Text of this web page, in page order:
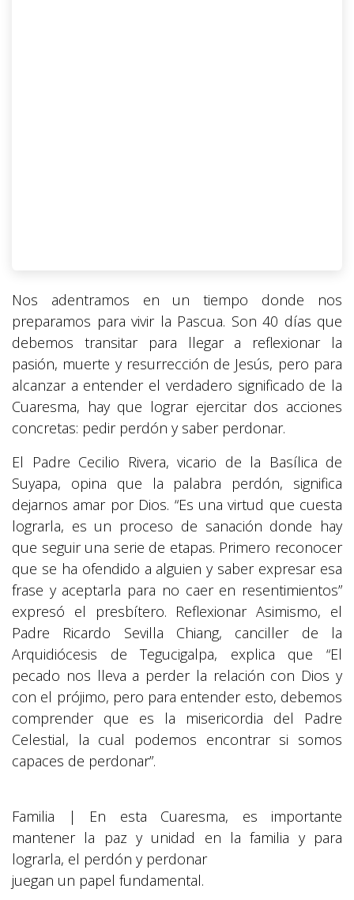
Nos adentramos en un tiempo donde nos
preparamos para vivir la Pascua. Son 40 días que
debemos transitar para llegar a reflexionar la
pasión, muerte y resurrección de Jesús, pero para
alcanzar a entender el verdadero significado de la
Cuaresma, hay que lograr ejercitar dos acciones
concretas: pedir perdón y saber perdonar.
El Padre Cecilio Rivera, vicario de la Basílica de
Suyapa, opina que la palabra perdón, significa
dejarnos amar por Dios. “Es una virtud que cuesta
lograrla, es un proceso de sanación donde hay
que seguir una serie de etapas. Primero reconocer
que se ha ofendido a alguien y saber expresar esa
frase y aceptarla para no caer en resentimientos”
expresó el presbítero. Reflexionar Asimismo, el
Padre Ricardo Sevilla Chiang, canciller de la
Arquidiócesis de Tegucigalpa, explica que “El
pecado nos lleva a perder la relación con Dios y
con el prójimo, pero para entender esto, debemos
comprender que es la misericordia del Padre
Celestial, la cual podemos encontrar si somos
capaces de perdonar”.
Familia | En esta Cuaresma, es importante
mantener la paz y unidad en la familia y para
lograrla, el perdón y perdonar
juegan un papel fundamental.